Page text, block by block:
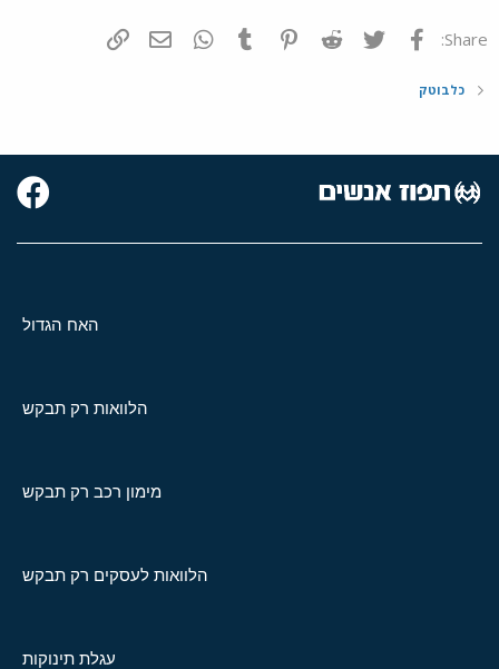
Share: פייסבוק Twitter
Reddit
Pinterest
Tumblr
WhatsAppדואר אלקטרוני
כלבוטק
האח הגדול
הלוואות רק תבקש
מימון רכב רק תבקש
הלוואות לעסקים רק תבקש
עגלת תינוקות